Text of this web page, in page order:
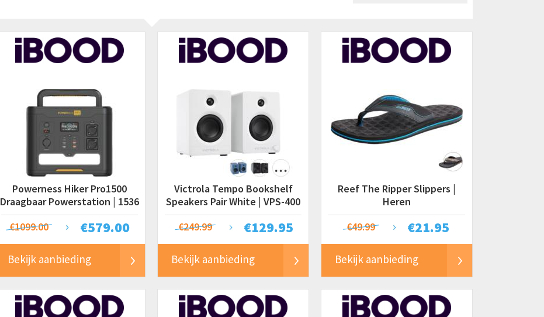
Powerness Hiker Pro1500
Draagbaar Powerstation | 1536
Wh
€579.00
€1099.00
Bekijk aanbieding
Victrola Tempo Bookshelf
Speakers Pair White | VPS-400
€129.95
€249.99
Bekijk aanbieding
Reef The Ripper Slippers |
Heren
€21.95
€49.99
Bekijk aanbieding